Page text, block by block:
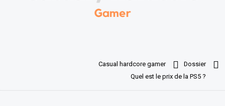
Casual hardcore gamer
Dossier
Quel est le prix de la PS5 ?